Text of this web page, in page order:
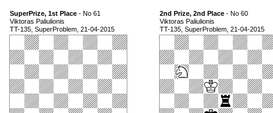
SuperPrize, 1st Place - No 61
Viktoras Paliulionis
TT-135, SuperProblem, 21-04-2015
2nd Prize, 2nd Place - No 60
Viktoras Paliulionis
TT-135, SuperProblem, 21-04-2015